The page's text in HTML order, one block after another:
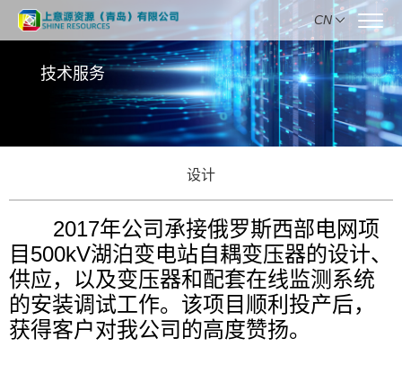
CN
技术服务
设计
2017年公司承接俄罗斯西部电网项
目500kV湖泊变电站自耦变压器的设计、
供应，以及变压器和配套在线监测系统
的安装调试工作。该项目顺利投产后，
获得客户对我公司的高度赞扬。